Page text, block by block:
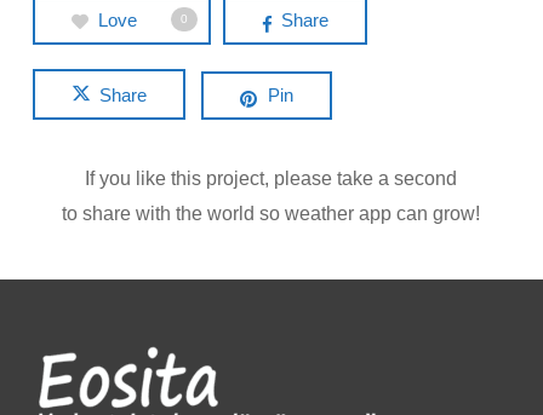
Love 0 Share
Share Pin
If you like this project, please take a second
to share with the world so weather app can grow!